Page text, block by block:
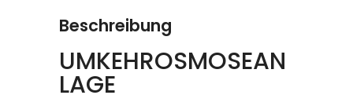
Beschreibung
UMKEHROSMOSEAN
LAGE